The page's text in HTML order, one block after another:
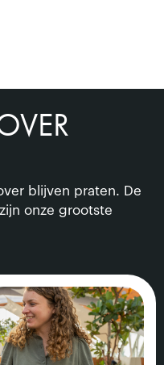
blijven praten. De
onze grootste